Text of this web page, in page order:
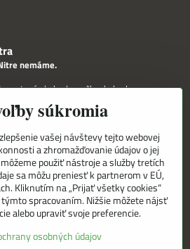
nemáme.
obchod a veľkoobchod.
osobne na základe internetovej
dohovoru.
aj na sieťach
súkromia
vašej návštevy tejto webovej
a zhromažďovanie údajov o jej
použiť nástroje a služby tretích
sa môžu preniesť k partnerom v EÚ,
Kliknutím na „Prijať všetky cookies“
spracovaním. Nižšie môžete nájsť
alebo upraviť svoje preferencie.
osobných údajov